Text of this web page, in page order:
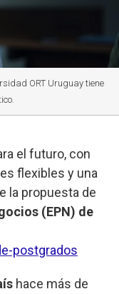
ORT Uruguay tiene
el futuro, con
flexibles y una
la propuesta de
(EPN) de
postgrados
hace más de